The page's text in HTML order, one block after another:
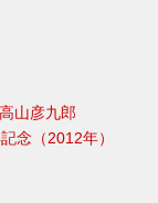
山彦九郎
（2012年）